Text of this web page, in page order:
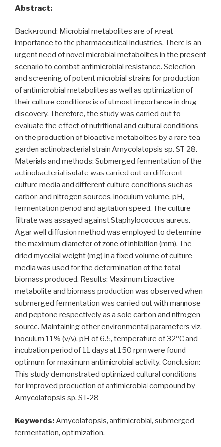
Abstract:
Background: Microbial metabolites are of great
importance to the pharmaceutical industries. There is an
urgent need of novel microbial metabolites in the present
scenario to combat antimicrobial resistance. Selection
and screening of potent microbial strains for production
of antimicrobial metabolites as well as optimization of
their culture conditions is of utmost importance in drug
discovery. Therefore, the study was carried out to
evaluate the effect of nutritional and cultural conditions
on the production of bioactive metabolites by a rare tea
garden actinobacterial strain Amycolatopsis sp. ST-28.
Materials and methods: Submerged fermentation of the
actinobacterial isolate was carried out on different
culture media and different culture conditions such as
carbon and nitrogen sources, inoculum volume, pH,
fermentation period and agitation speed. The culture
filtrate was assayed against Staphylococcus aureus.
Agar well diffusion method was employed to determine
the maximum diameter of zone of inhibition (mm). The
dried mycelial weight (mg) in a fixed volume of culture
media was used for the determination of the total
biomass produced. Results: Maximum bioactive
metabolite and biomass production was observed when
submerged fermentation was carried out with mannose
and peptone respectively as a sole carbon and nitrogen
source. Maintaining other environmental parameters viz.
inoculum 11% (v/v), pH of 6.5, temperature of 32ºC and
incubation period of 11 days at 150 rpm were found
optimum for maximum antimicrobial activity. Conclusion:
This study demonstrated optimized cultural conditions
for improved production of antimicrobial compound by
Amycolatopsis sp. ST-28
Keywords:Amycolatopsis, antimicrobial, submerged
fermentation, optimization.